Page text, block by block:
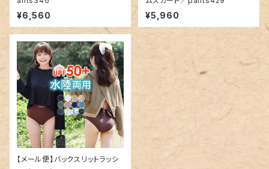
¥6,560 ¥5,960
【メール便】バックスリットラッシ